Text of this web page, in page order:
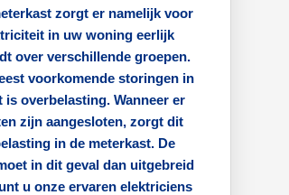
zorgt er namelijk voor
in uw woning eerlijk
over verschillende groepen.
voorkomende storingen in
is overbelasting. Wanneer er
zijn aangesloten, zorgt dit
in de meterkast. De
in dit geval dan uitgebreid
u onze ervaren elektriciens